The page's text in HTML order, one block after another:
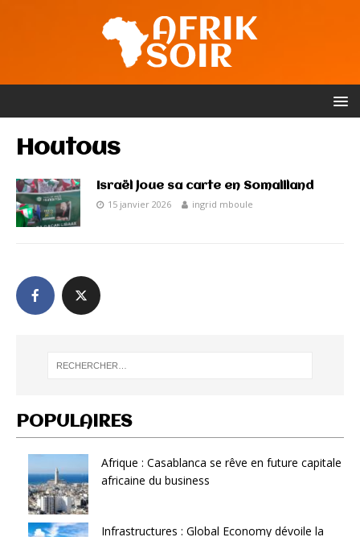
Houtous
Israël joue sa carte en Somaliland
15 janvier 2026 ingrid mboule
POPULAIRES
Afrique : Casablanca se rêve en future capitale
africaine du business
Infrastructures : Global Economy dévoile la